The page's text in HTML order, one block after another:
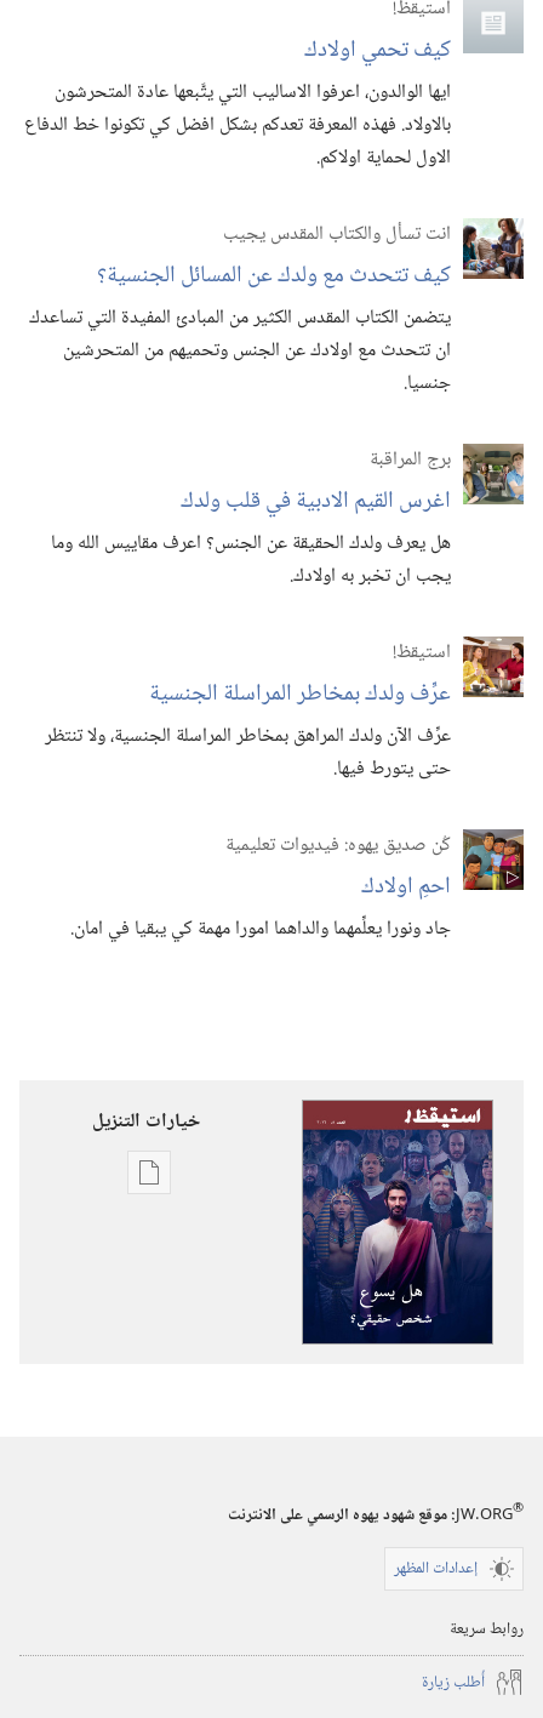
استيقظ‏!‏
كيف تحمي اولادك
ايها الوالدون،‏ اعرفوا الاساليب التي يتَّبعها عادة المتحرشون
بالاولاد.‏ فهذه المعرفة تعدكم بشكل افضل كي تكونوا خط الدفاع
الاول لحماية اولاكم.‏
انت تسأل والكتاب المقدس يجيب
كيف تتحدث مع ولدك عن المسائل الجنسية؟‏
يتضمن الكتاب المقدس الكثير من المبادئ المفيدة التي تساعدك
ان تتحدث مع اولادك عن الجنس وتحميهم من المتحرشين
جنسيا.‏
برج المراقبة
اغرس القيم الادبية في قلب ولدك
هل يعرف ولدك الحقيقة عن الجنس؟‏ اعرف مقاييس الله وما
يجب ان تخبر به اولادك.‏
استيقظ‏!‏
عرِّف ولدك بمخاطر المراسلة الجنسية
عرِّف الآن ولدك المراهق بمخاطر المراسلة الجنسية،‏ ولا تنتظر
حتى يتورط فيها.‏
كُن صديق يهوه:‏ فيديوات تعليمية
احمِ اولادك
جاد ونورا يعلِّمهما والداهما امورا مهمة كي يبقيا في امان.‏
خيارات التنزيل
خيارات
JW.ORG®
:‏ موقع شهود يهوه الرسمي على الانترنت
إعدادات المظهر
روابط سريعة
أُطلب زيارة